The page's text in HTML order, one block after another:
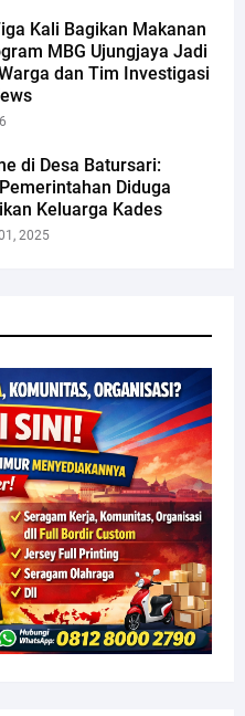
Kali Bagikan Makanan
MBG Ujungjaya Jadi
dan Tim Investigasi
di Desa Batursari:
Diduga
Keluarga Kades
2025